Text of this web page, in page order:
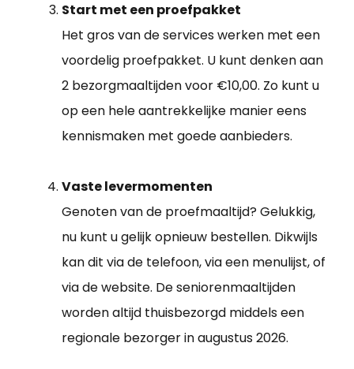
Start met een proefpakket
Het gros van de services werken met een
voordelig proefpakket. U kunt denken aan
2 bezorgmaaltijden voor €10,00. Zo kunt u
op een hele aantrekkelijke manier eens
kennismaken met goede aanbieders.
Vaste levermomenten
Genoten van de proefmaaltijd? Gelukkig,
nu kunt u gelijk opnieuw bestellen. Dikwijls
kan dit via de telefoon, via een menulijst, of
via de website. De seniorenmaaltijden
worden altijd thuisbezorgd middels een
regionale bezorger in augustus 2026.